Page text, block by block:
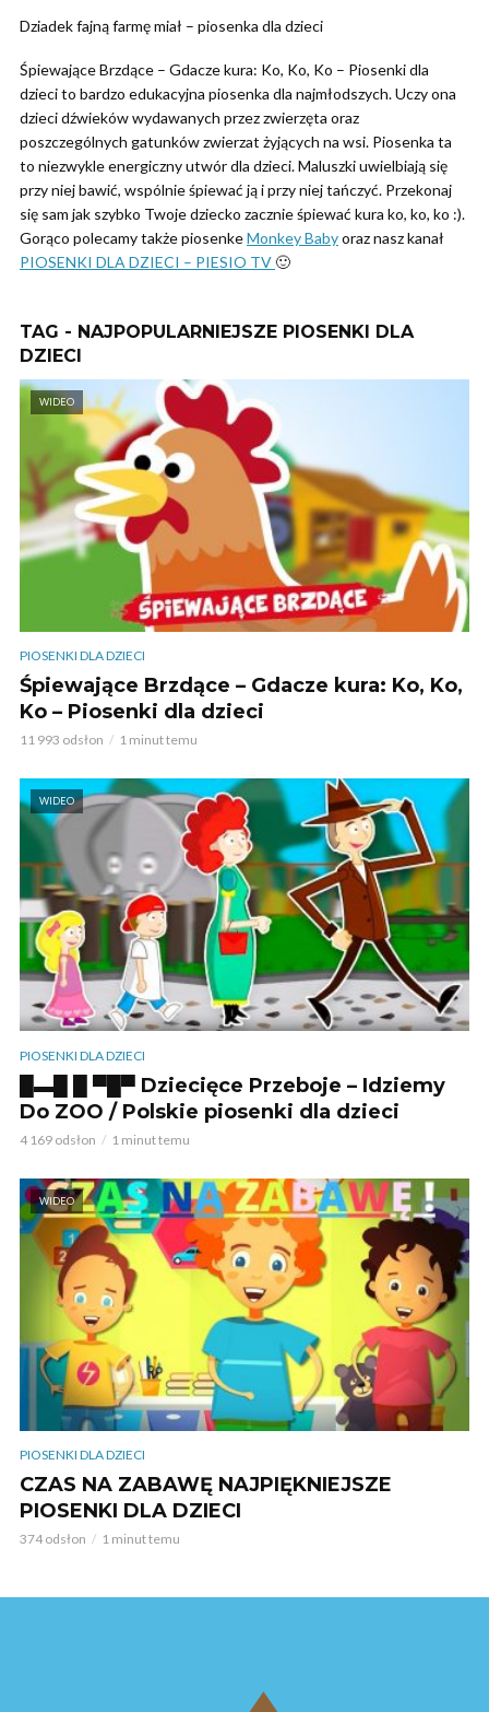
Dziadek fajną farmę miał – piosenka dla dzieci
Śpiewające Brzdące – Gdacze kura: Ko, Ko, Ko – Piosenki dla
dzieci to bardzo edukacyjna piosenka dla najmłodszych. Uczy ona
dzieci dźwieków wydawanych przez zwierzęta oraz
poszczególnych gatunków zwierzat żyjących na wsi. Piosenka ta
to niezwykle energiczny utwór dla dzieci. Maluszki uwielbiają się
przy niej bawić, wspólnie śpiewać ją i przy niej tańczyć. Przekonaj
się sam jak szybko Twoje dziecko zacznie śpiewać kura ko, ko, ko :).
Gorąco polecamy także piosenkeMonkey Babyoraz nasz kanał
PIOSENKI DLA DZIECI – PIESIO TV🙂
TAG - NAJPOPULARNIEJSZE PIOSENKI DLA
DZIECI
WIDEO
PIOSENKI DLA DZIECI
Śpiewające Brzdące – Gdacze kura: Ko, Ko,
Ko – Piosenki dla dzieci
11 993 odsłon 1 minut temu
WIDEO
PIOSENKI DLA DZIECI
█▬█ █ ▀█▀ Dziecięce Przeboje – Idziemy
Do ZOO / Polskie piosenki dla dzieci
4 169 odsłon 1 minut temu
WIDEO
PIOSENKI DLA DZIECI
CZAS NA ZABAWĘ NAJPIĘKNIEJSZE
PIOSENKI DLA DZIECI
374 odsłon 1 minut temu